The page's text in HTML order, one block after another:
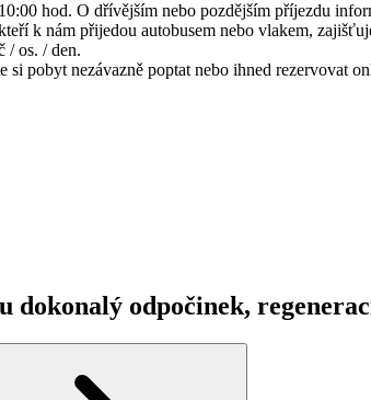
hod. O dřívějším nebo pozdějším příjezdu
k nám přijedou autobusem nebo vlakem,
/ os. / den.
si pobyt nezávazně poptat nebo ihned rezervovat
odpočinek,